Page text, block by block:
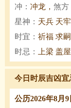
冲： 冲龙， 煞方
星神： 天兵 天
时宜： 祈福 求
时忌：
上梁 盖
今日时辰吉凶宜
公历2026年8月